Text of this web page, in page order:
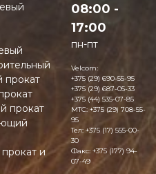
прокат
прокат
и
08:00 -
17:00
пн-пт
Velcom:
+375 (29) 690-55-95
+375 (29) 687-05-33
+375 (44) 535-07-85
MTC:+375 (29) 708-55-
95
Тел: +375 (17) 555-00-
30
Факс: +375 (177) 94-
07-49